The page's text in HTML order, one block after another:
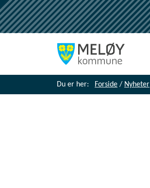
Du er her: Forside / Nyheter